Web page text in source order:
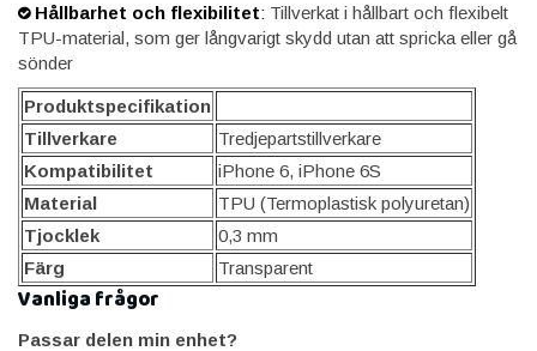
Hållbarhet och flexibilitet: Tillverkat i hållbart och flexibelt
TPU-material, som ger långvarigt skydd utan att spricka eller gå
sönder
Produktspecifikation
Tillverkare
Tredjepartstillverkare
Kompatibilitet
iPhone 6, iPhone 6S
Material
TPU (Termoplastisk polyuretan)
Tjocklek
0,3 mm
Färg
Transparent
Vanliga frågor
Passar delen min enhet?